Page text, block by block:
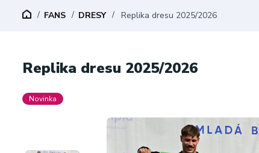
FANS DRESY Replika dresu 2025/2026
Replika dresu 2025/2026
Novinka